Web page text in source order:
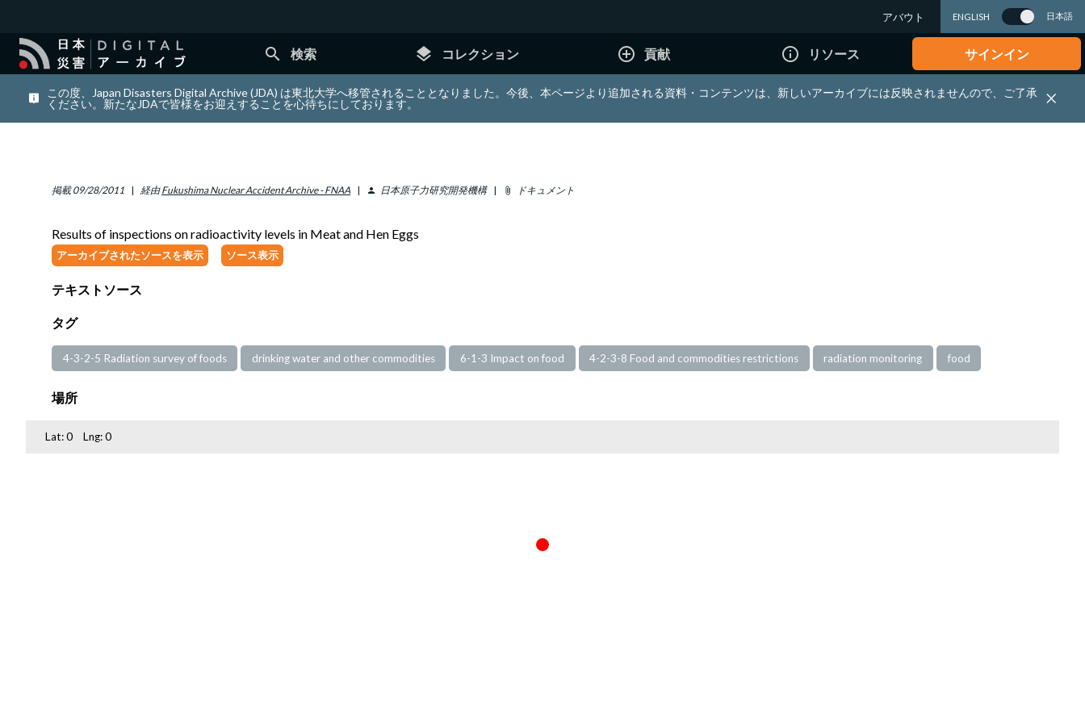
アバウト ENGLISH 日本語
search 検索 layers コレクション add_circle_outline 貢献 info_outline リソース サインイン
この度、Japan Disasters Digital Archive (JDA) は東北大学へ移管されることとなりました。今後、本ページより追加される資料・コンテンツは、新しいアーカイブには反映されませんので、ご了承
ください。新たなJDAで皆様をお迎えすることを心待ちにしております。
掲載 09/28/2011 経由 Fukushima Nuclear Accident Archive - FNAA person 日本原子力研究開発機構 attach_file ドキュメント
Results of inspections on radioactivity levels in Meat and Hen Eggs
アーカイブされたソースを表示 ソース表示
テキストソース
タグ
4-3-2-5 Radiation survey of foods drinking water and other commodities 6-1-3 Impact on food 4-2-3-8 Food and commodities restrictions radiation monitoring food
場所
Lat:0 Lng:0